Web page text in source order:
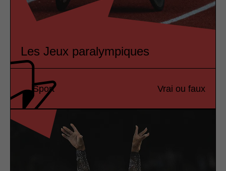
Les Jeux paralympiques
Sport Vrai ou faux